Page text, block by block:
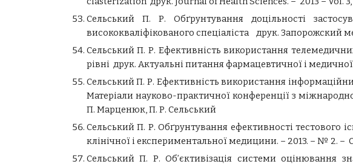
Сельський П. Р. Обґрунтування доцільності
висококваліфікованого спеціаліста друк. Запорожский
Сельський П. Р. Ефективність використання
рівні друк. Актуальні питання фармацевтичної і
Сельський П. Р. Ефективність використання
Матеріали науково-практичної конференції з
П. Марценюк, П. Р. Сельський
Сельський П. Р. Обґрунтування ефективності
клінічної і експериментальної медицини. – 2013. – № 2. –
Сельський П. Р. Об’єктивізація системи оцінювання